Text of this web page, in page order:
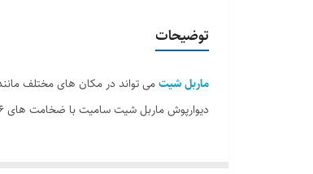
توضیحات
ماربل شیتمی تواند در مکان های مختلف
دیوارپوش ماربل شیت سامیت با ضخامت های 2.6 و 3.8 میلیمتر در ابعاد استاندارد 122 در 280 سانتیمتر و همچنین ابعاد دلخواه قابل سفارش است.